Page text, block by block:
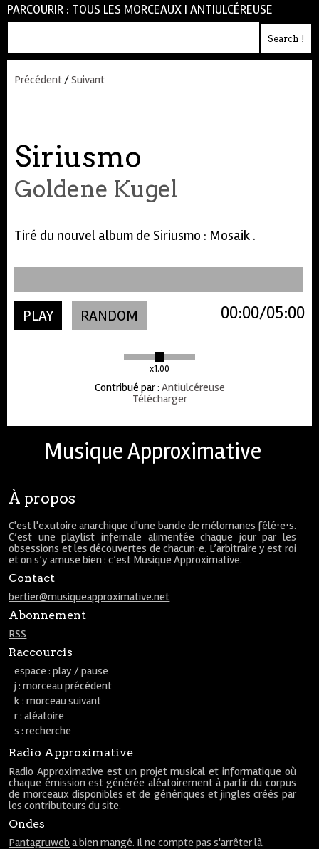
PARCOURIR : TOUS LES MORCEAUX | ANTIULCÉREUSE
Précédent/Suivant
Siriusmo
Goldene Kugel
Tiré du nouvel album de Siriusmo : Mosaik .
PLAY RANDOM
x1.00
05:00
00:00
Contribué par: Antiulcéreuse
Télécharger
Musique Approximative
À propos
C'est l'exutoire anarchique d'une bande de mélomanes fêlé⋅e⋅s.
C’est une playlist infernale alimentée chaque jour par les
obsessions et les découvertes de chacun⋅e. L’arbitraire y est roi
et on s’y amuse bien : c’est Musique Approximative.
Contact
bertier@musiqueapproximative.net
Abonnement
RSS
Raccourcis
espace : play / pause
j : morceau précédent
k : morceau suivant
r : aléatoire
s : recherche
Radio Approximative
Radio Approximative est un projet musical et informatique où
chaque émission est générée aléatoirement à partir du corpus
de morceaux disponibles et de génériques et jingles créés par
les contributeurs du site.
Ondes
Pantagruweb a bien mangé. Il ne compte pas s'arrêter là.